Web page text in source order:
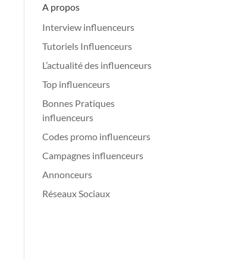
A propos
Interview influenceurs
Tutoriels Influenceurs
L’actualité des influenceurs
Top influenceurs
Bonnes Pratiques
influenceurs
Codes promo influenceurs
Campagnes influenceurs
Annonceurs
Réseaux Sociaux